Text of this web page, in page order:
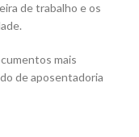
de trabalho e os
mais
de aposentadoria